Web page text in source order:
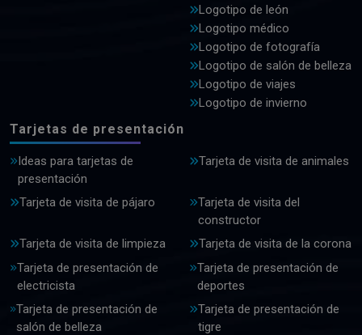
Logotipo de león
Logotipo médico
Logotipo de fotografía
Logotipo de salón de belleza
Logotipo de viajes
Logotipo de invierno
Tarjetas de presentación
Ideas para tarjetas de
presentación
Tarjeta de visita de animales
Tarjeta de visita de pájaro
Tarjeta de visita del
constructor
Tarjeta de visita de limpieza
Tarjeta de visita de la corona
Tarjeta de presentación de
electricista
Tarjeta de presentación de
deportes
Tarjeta de presentación de
salón de belleza
Tarjeta de presentación de
tigre